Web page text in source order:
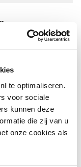
te optimaliseren.
voor sociale
kunnen deze
die zij van u
onze cookies als